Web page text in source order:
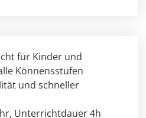
für Kinder und
Könnensstufen
und schneller
Unterrichtdauer 4h